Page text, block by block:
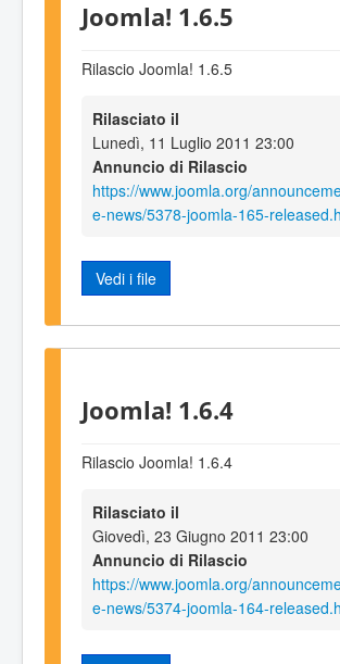
Joomla! 1.6.5
Rilascio Joomla! 1.6.5
Rilasciato il
Lunedì, 11 Luglio 2011 23:00
Annuncio di Rilascio
https://www.joomla.org/
e-news/5378-joomla-165-
Vedi i file
Joomla! 1.6.4
Rilascio Joomla! 1.6.4
Rilasciato il
Giovedì, 23 Giugno 2011 23:00
Annuncio di Rilascio
https://www.joomla.org/
e-news/5374-joomla-164-